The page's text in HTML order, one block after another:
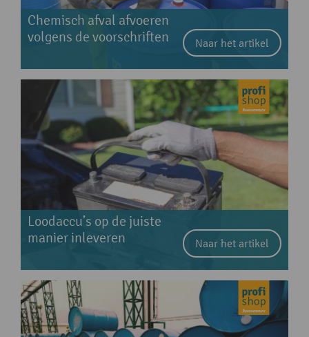
Chemisch afval afvoeren
volgens de voorschriften
Naar het artikel
Loodaccu’s op de juiste
manier inleveren
Naar het artikel